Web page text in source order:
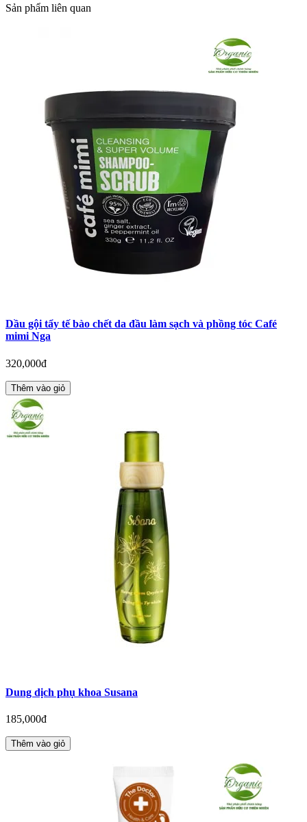
Sản phẩm liên quan
Dầu gội tẩy tế bào chết da đầu làm sạch và phồng tóc Café
mimi Nga
320,000đ
Thêm vào giỏ
Dung dịch phụ khoa Susana
185,000đ
Thêm vào giỏ